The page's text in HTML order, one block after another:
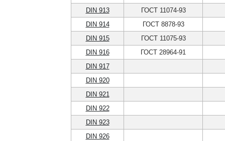
DIN 913
ГОСТ 11074-93
DIN 914
ГОСТ 8878-93
DIN 915
ГОСТ 11075-93
DIN 916
ГОСТ 28964-91
DIN 917
DIN 920
DIN 921
DIN 922
DIN 923
DIN 926